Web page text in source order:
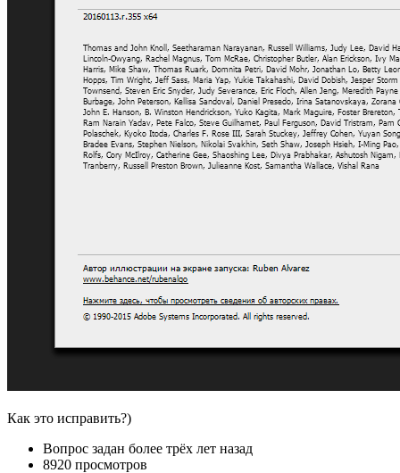
Как это исправить?)
Вопрос задан более трёх лет назад
8920 просмотров